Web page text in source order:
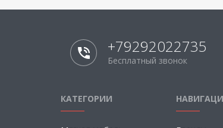
+79292022735
Бесплатный звонок
КАТЕГОРИИ